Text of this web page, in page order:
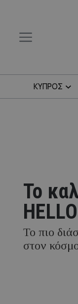
ΚΥΠΡΟΣ
Το
Το πιο
στον